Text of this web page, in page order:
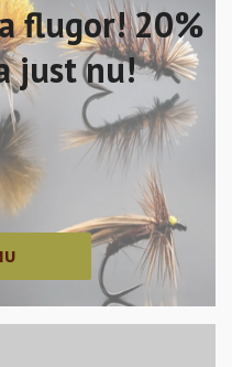
flugor! 20%
just nu!